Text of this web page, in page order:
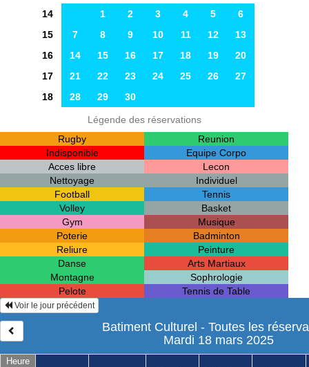
14
1 2 3 4 5
6
15
7 8 9 10 11 12
13
16
14 15 16 17 18 19
20
17
21 22 23 24 25 26
27
18
28 29 30
Légende des réservations
Rugby
Reunion
Indisponible
Equipe Corpo
Acces libre
Lecon
Nettoyage
Individuel
Football
Tennis
Volley
Basket
Gym
Musique
Poterie
Badminton
Reliure
Peinture
Danse
Arts Martiaux
Montagne
Sophrologie
Pelote
Tennis de Table
Heure
Voir le jour précédent
Batiment Culturel - Toutes les
Mardi 18 mars 2025